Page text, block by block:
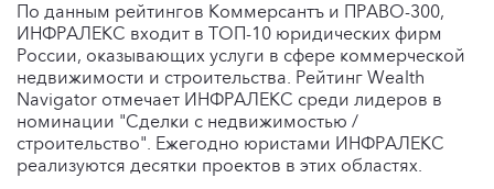
По данным рейтингов Коммерсантъ и ПРАВО-300,
ИНФРАЛЕКС входит в ТОП-10 юридических фирм
России, оказывающих услуги в сфере коммерческой
недвижимости и строительства. Рейтинг Wealth
Navigator отмечает ИНФРАЛЕКС среди лидеров в
номинации "Сделки с недвижимостью /
строительство". Ежегодно юристами ИНФРАЛЕКС
реализуются десятки проектов в этих областях.